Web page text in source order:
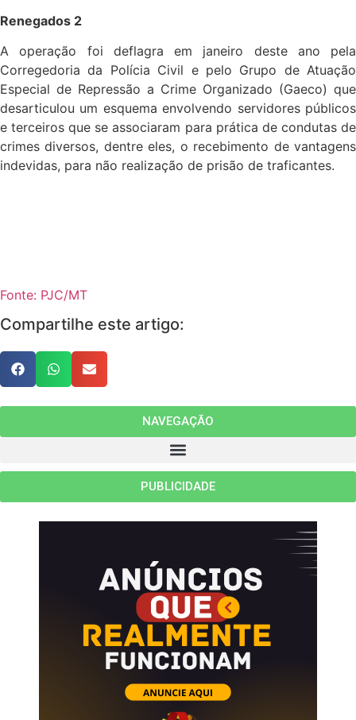
Renegados 2
A operação foi deflagra em janeiro deste ano pela
Corregedoria da Polícia Civil e pelo Grupo de Atuação
Especial de Repressão a Crime Organizado (Gaeco) que
desarticulou um esquema envolvendo servidores públicos
e terceiros que se associaram para prática de condutas de
crimes diversos, dentre eles, o recebimento de vantagens
indevidas, para não realização de prisão de traficantes.
Fonte: PJC/MT
Compartilhe este artigo:
NAVEGAÇÃO
PUBLICIDADE